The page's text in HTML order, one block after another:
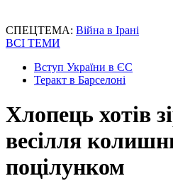
СПЕЦТЕМА: Війна в Ірані
ВСІ ТЕМИ
Вступ України в ЄС
Теракт в Барселоні
Хлопець хотів
весілля
поцілунком